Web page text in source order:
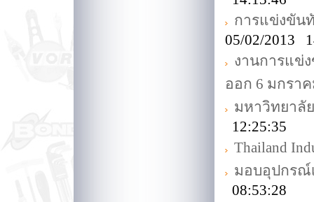
การแข่งขัน
05/02/2013
งานการแข่
ออก 6 มกราค
มหาวิทยาลั
12:25:35
Thailand
มอบอุปกรณ์
08:53:28